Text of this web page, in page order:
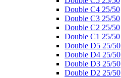
Double C4 25/50
Double C3 25/50
Double C2 25/50
Double C1 25/50
Double D5 25/50
Double D4 25/50
Double D3 25/50
Double D2 25/50